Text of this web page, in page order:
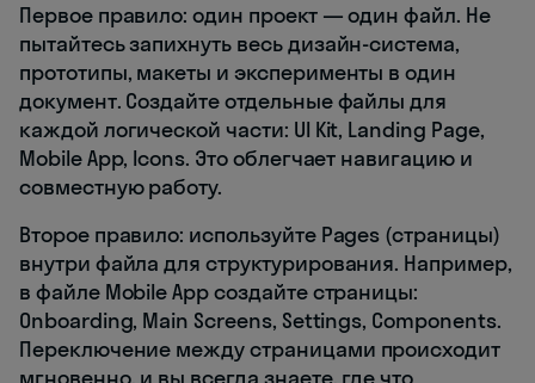
Первое правило: один проект — один файл. Не
пытайтесь запихнуть весь дизайн-система,
прототипы, макеты и эксперименты в один
документ. Создайте отдельные файлы для
каждой логической части: UI Kit, Landing Page,
Mobile App, Icons. Это облегчает навигацию и
совместную работу.
Второе правило: используйте Pages (страницы)
внутри файла для структурирования. Например,
в файле Mobile App создайте страницы:
Onboarding, Main Screens, Settings, Components.
Переключение между страницами происходит